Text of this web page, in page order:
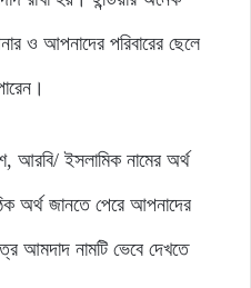
ও আপনাদের পরিবারের ছেলে
আরবি/ ইসলামিক নামের অর্থ
অর্থ জানতে পেরে আপনাদের
আমদাদ নামটি ভেবে দেখতে